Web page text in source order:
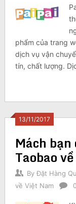
phẩm của trang
dịch vụ vận
tín, chất lượng.
13/11/2017
Mách
Taobao
By Đặt Hàng
về Việt Nam